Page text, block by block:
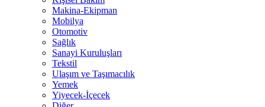
Makina-Ekipman
Mobilya
Otomotiv
Sağlık
Sanayi Kuruluşları
Tekstil
Ulaşım ve Taşımacılık
Yemek
Yiyecek-İçecek